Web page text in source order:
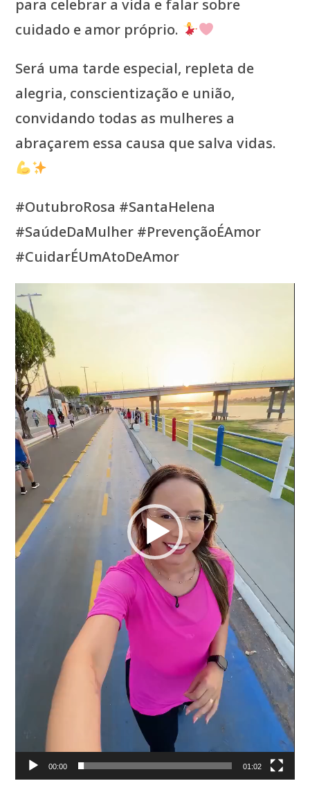
para celebrar a vida e falar sobre
cuidado e amor próprio.
Será uma tarde especial, repleta de
alegria, conscientização e união,
convidando todas as mulheres a
abraçarem essa causa que salva vidas.
#OutubroRosa #SantaHelena
#SaúdeDaMulher #PrevençãoÉAmor
#CuidarÉUmAtoDeAmor
Tocador
de
vídeo
00:00 01:02